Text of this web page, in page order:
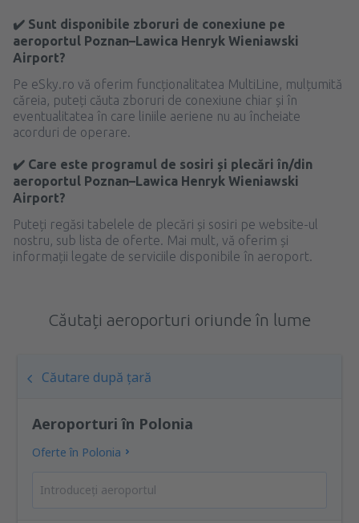
✔️ Sunt disponibile zboruri de conexiune pe
aeroportul Poznan–Lawica Henryk Wieniawski
Airport?
Pe eSky.ro vă oferim funcționalitatea MultiLine, mulțumită
căreia, puteți căuta zboruri de conexiune chiar și în
eventualitatea în care liniile aeriene nu au încheiate
acorduri de operare.
✔️ Care este programul de sosiri și plecări în/din
aeroportul Poznan–Lawica Henryk Wieniawski
Airport?
Puteți regăsi tabelele de plecări și sosiri pe website-ul
nostru, sub lista de oferte. Mai mult, vă oferim și
informații legate de serviciile disponibile în aeroport.
Căutați aeroporturi oriunde în lume
Căutare după țară
Aeroporturi în Polonia
Oferte în Polonia